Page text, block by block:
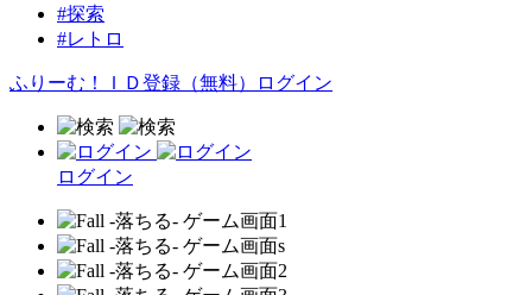
#探索
#レトロ
ふりーむ！ＩＤ登録（無料） ログイン
ログイン